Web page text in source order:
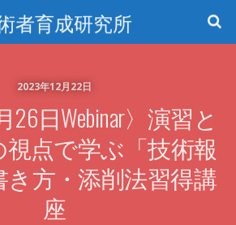
者育成研究所
2023年12月22日
26日Webinar〉演習と
点で学ぶ「技術報
方・添削法習得講
座